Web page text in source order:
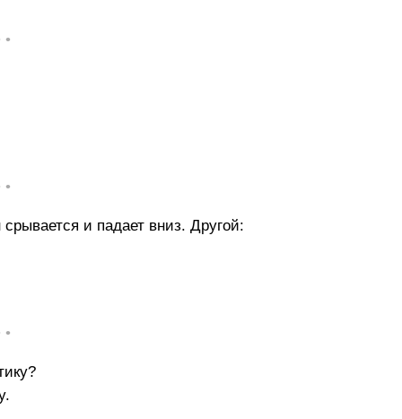
•
•
и падает вниз. Другой:
•